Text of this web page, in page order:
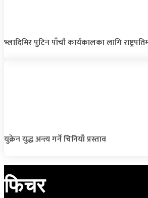
भ्लादिमिर पुटिन पाँचौ कार्यकालका लागि
युक्रेन युद्ध अन्त्य गर्ने चिनियाँ प्रस्ताव
फिचर